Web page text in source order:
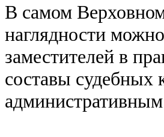
В самом
наглядности
заместителей в
составы судебных